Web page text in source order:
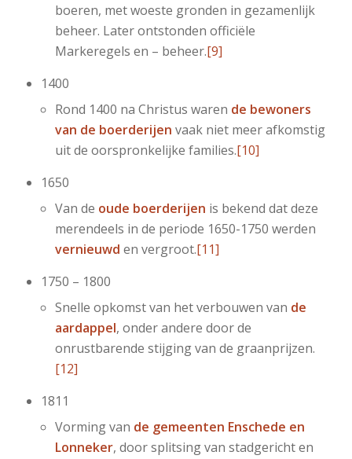
boeren, met woeste gronden in gezamenlijk
beheer. Later ontstonden officiële
Markeregels en – beheer.[9]
1400
Rond 1400 na Christus waren de bewoners
van de boerderijen vaak niet meer afkomstig
uit de oorspronkelijke families.[10]
1650
Van de oude boerderijen is bekend dat deze
merendeels in de periode 1650-1750 werden
vernieuwd en vergroot.[11]
1750 – 1800
Snelle opkomst van het verbouwen van de
aardappel, onder andere door de
onrustbarende stijging van de graanprijzen.
[12]
1811
Vorming van de gemeenten Enschede en
Lonneker, door splitsing van stadgericht en